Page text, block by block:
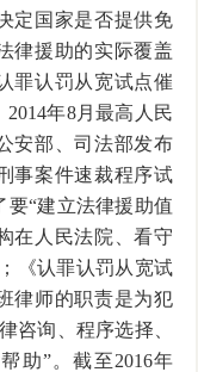
定国家是否提供免
律援助的实际覆盖
罪认罚从宽试点催
年8月最高人民
安部、司法部发布
事案件速裁程序试
要“建立法律援助值
在人民法院、看守
《认罪认罚从宽试
律师的职责是为犯
咨询、程序选择、
助”。截至2016年